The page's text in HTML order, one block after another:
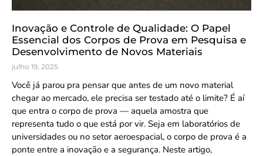
Inovação e Controle de Qualidade: O Papel
Essencial dos Corpos de Prova em Pesquisa e
Desenvolvimento de Novos Materiais
julho 19, 2025
Você já parou pra pensar que antes de um novo material
chegar ao mercado, ele precisa ser testado até o limite? É aí
que entra o corpo de prova — aquela amostra que
representa tudo o que está por vir. Seja em laboratórios de
universidades ou no setor aeroespacial, o corpo de prova é a
ponte entre a inovação e a segurança. Neste artigo,